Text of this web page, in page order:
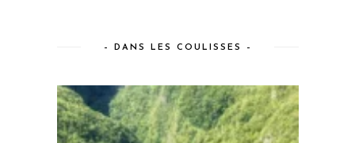
– DANS LES COULISSES –